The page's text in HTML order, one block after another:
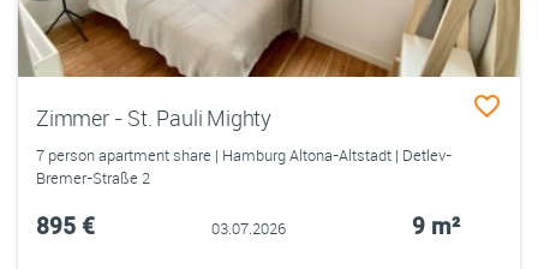
Zimmer - St. Pauli Mighty
7 person apartment share | Hamburg Altona-Altstadt | Detlev-
Bremer-Straße 2
895 € 03.07.2026 9 m²